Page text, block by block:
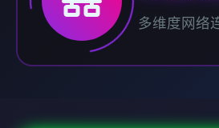
多维度网络